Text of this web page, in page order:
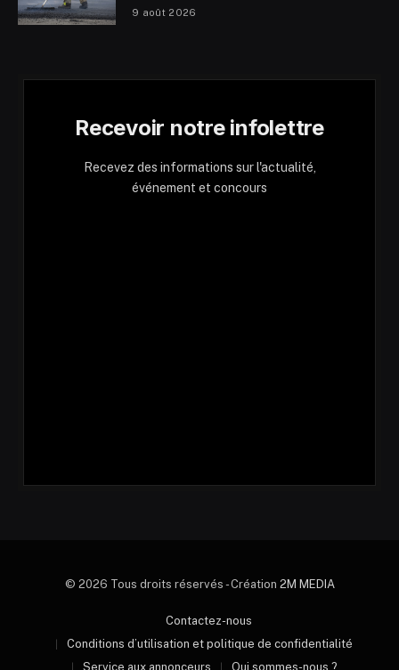
9 août 2026
Recevoir notre infolettre
Recevez des informations sur l'actualité,
événement et concours
© 2026 Tous droits réservés - Création 2M MEDIA
Contactez-nous
Conditions d’utilisation et politique de confidentialité
Service aux annonceurs
Qui sommes-nous ?